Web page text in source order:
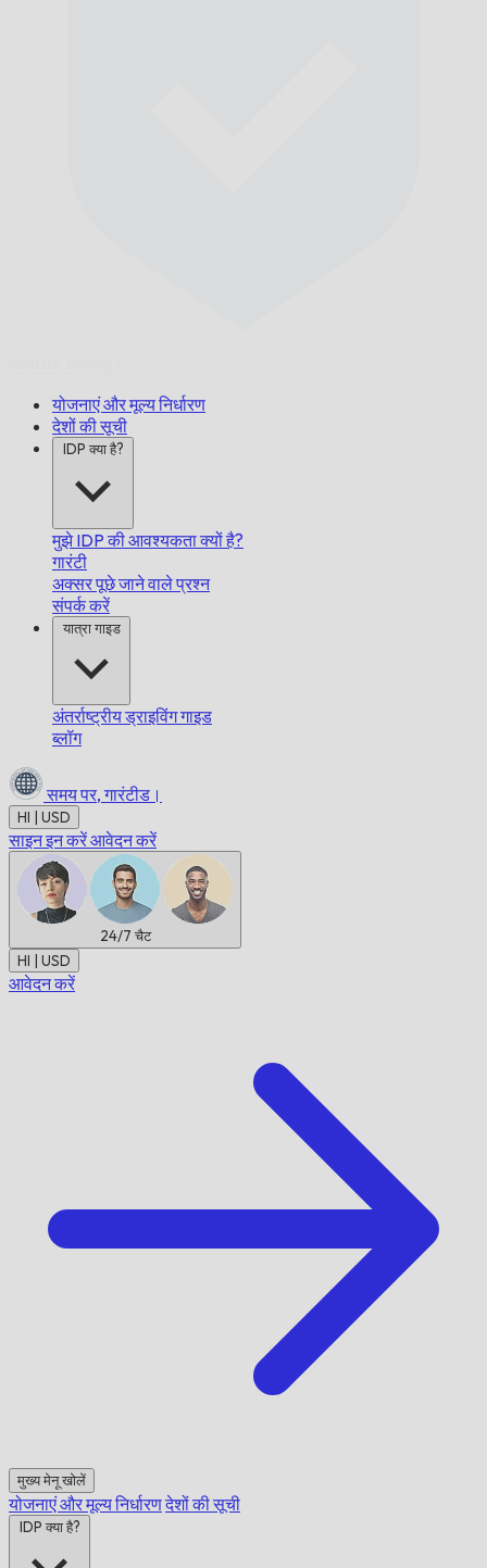
योजनाएं और मूल्य निर्धारण
देशों की सूची
IDP क्या है?
मुझे IDP की आवश्यकता क्यों है?
गारंटी
अक्सर पूछे जाने वाले प्रश्न
संपर्क करें
यात्रा गाइड
अंतर्राष्ट्रीय ड्राइविंग गाइड
ब्लॉग
समय पर, गारंटीड।
HI | USD
साइन इन करेंआवेदन करें
24/7 चैट
HI | USD
आवेदन करें
मुख्य मेनू खोलें
योजनाएं और मूल्य निर्धारणदेशों की सूची
IDP क्या है?